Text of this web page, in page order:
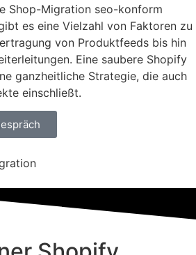
Shop-Migration seo-konform
es eine Vielzahl von Faktoren zu
von Produktfeeds bis hin
Eine saubere Shopify
ganzheitliche Strategie, die auch
einschließt.